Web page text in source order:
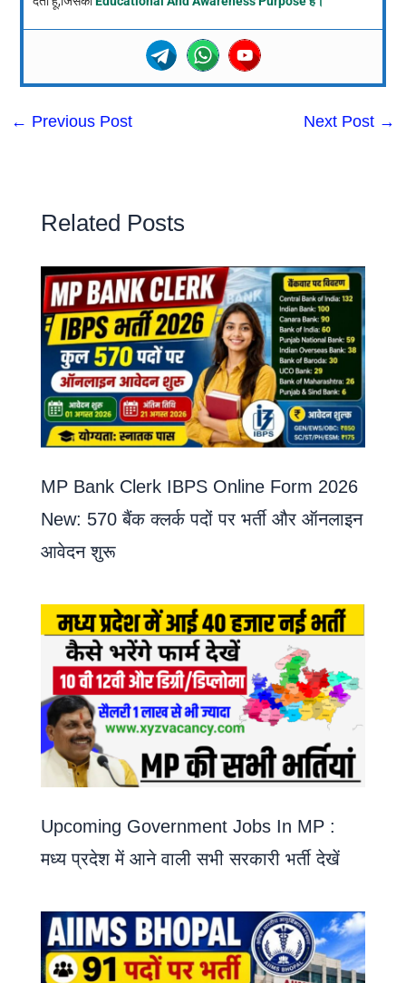
← Previous Post Next Post →
Related Posts
MP Bank Clerk IBPS Online Form 2026
New: 570 बैंक क्लर्क पदों पर भर्ती और ऑनलाइन
आवेदन शुरू
Upcoming Government Jobs In MP :
मध्य प्रदेश में आने वाली सभी सरकारी भर्ती देखें